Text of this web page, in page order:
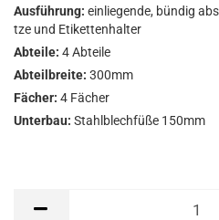
Ausführung: einliegende, bündig
tze und Etikettenhalter
Abteile: 4 Abteile
Abteilbreite: 300mm
Fächer: 4 Fächer
Unterbau: Stahlblechfüße 150mm